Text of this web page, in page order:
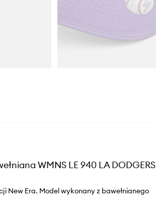
WMNS LE 940 LA DODGERS
New Era. Model wykonany z bawełnianego